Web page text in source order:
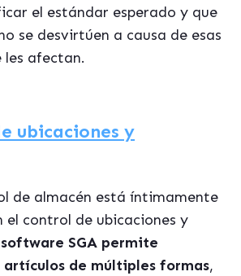
el estándar esperado y que
se desvirtúen a causa de esas
les afectan.
ubicaciones y
de almacén está íntimamente
el control de ubicaciones y
software SGA permite
de múltiples formas,